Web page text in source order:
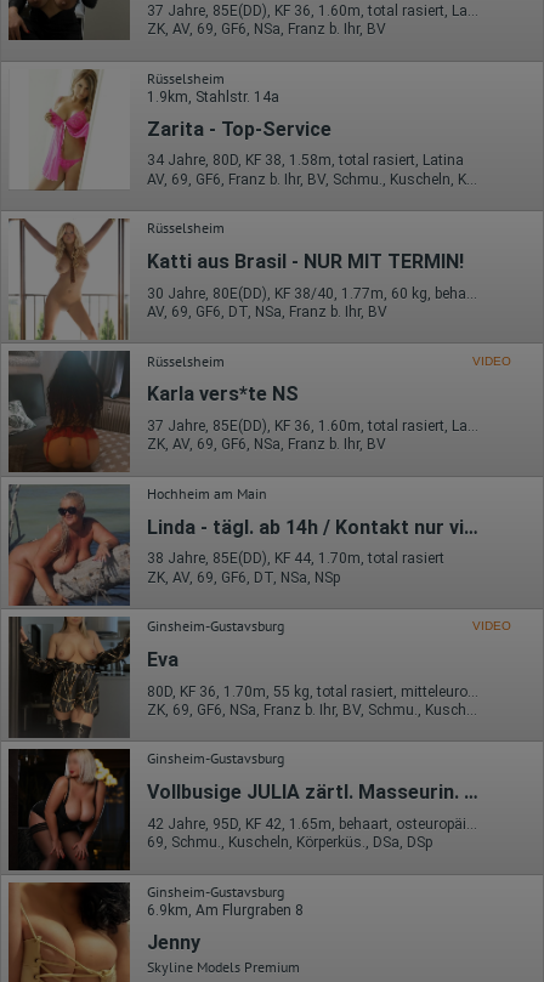
37 Jahre, 85E(DD), KF 36, 1.60m, total rasiert, Latina
ZK, AV, 69, GF6, NSa, Franz b. Ihr, BV
Rüsselsheim
1.9km, Stahlstr. 14a
Zarita - Top-Service
34 Jahre, 80D, KF 38, 1.58m, total rasiert, Latina
Rüsselsheim
Katti aus Brasil - NUR MIT TERMIN!
AV, 69, GF6, DT, NSa, Franz b. Ihr, BV
Rüsselsheim VIDEO
Karla vers*te NS
37 Jahre, 85E(DD), KF 36, 1.60m, total rasiert, Latina
ZK, AV, 69, GF6, NSa, Franz b. Ihr, BV
Hochheim am Main
Linda - tägl. ab 14h / Kontakt nur via SMS!
38 Jahre, 85E(DD), KF 44, 1.70m, total rasiert
ZK, AV, 69, GF6, DT, NSa, NSp
Ginsheim-Gustavsburg VIDEO
Eva
ZK, 69, GF6, NSa, Franz b. Ihr, BV, Schmu., Kuscheln
Ginsheim-Gustavsburg
Vollbusige JULIA zärtl. Masseurin. Nur kurze Zeit!
42 Jahre, 95D, KF 42, 1.65m, behaart, osteuropäisch
69, Schmu., Kuscheln, Körperküs., DSa, DSp
Ginsheim-Gustavsburg
6.9km, Am Flurgraben 8
Jenny
Skyline Models Premium